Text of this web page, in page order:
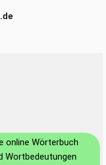
online Wörterbuch
Wortbedeutungen